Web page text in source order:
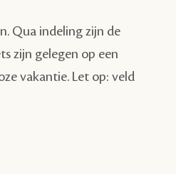
Qua indeling zijn de
zijn gelegen op een
vakantie. Let op: veld